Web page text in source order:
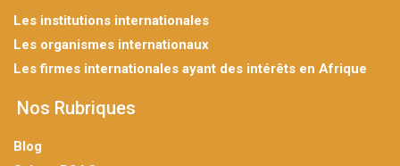
Les institutions internationales
Les organismes internationaux
Les firmes internationales ayant des intérêts en Afrique
Nos Rubriques
Blog